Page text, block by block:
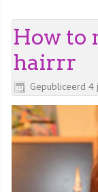
How to
hairrr
Gepubliceerd 4